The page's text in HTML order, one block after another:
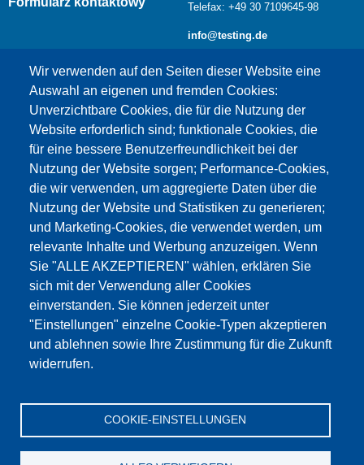
Wir verwenden auf den Seiten dieser Website eine
Auswahl an eigenen und fremden Cookies:
Unverzichtbare Cookies, die für die Nutzung der
Website erforderlich sind; funktionale Cookies, die
für eine bessere Benutzerfreundlichkeit bei der
Nutzung der Website sorgen; Performance-Cookies,
die wir verwenden, um aggregierte Daten über die
Nutzung der Website und Statistiken zu generieren;
und Marketing-Cookies, die verwendet werden, um
relevante Inhalte und Werbung anzuzeigen. Wenn
Sie "ALLE AKZEPTIEREN" wählen, erklären Sie
sich mit der Verwendung aller Cookies
einverstanden. Sie können jederzeit unter
"Einstellungen" einzelne Cookie-Typen akzeptieren
und ablehnen sowie Ihre Zustimmung für die Zukunft
widerrufen.
COOKIE-EINSTELLUNGEN
Telefax: +49 30 7109645-98
info@testing.de
Dieser Inhalt ist blockiert, da die Google Maps
Cookies nicht akzeptiert wurden.
NUR DIE GOOGLE MAPS COOKIES
AKZEPTIEREN.
Alle Cookies akzeptieren